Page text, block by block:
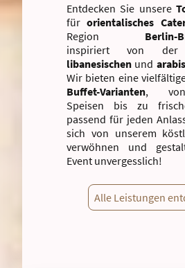
Entdecken Sie unsere
fürorientalisches
Region Berlin-
inspiriert von der
libanesischen und
Wir bieten eine
Buffet-Varianten, von
Speisen bis zu
passend für jeden
sich von unserem
verwöhnen und
Event unvergesslich!
Alle Leistungen